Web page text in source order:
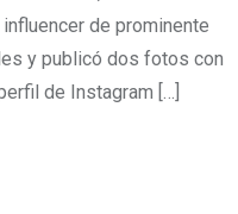
de prominente
y publicó dos fotos con
de Instagram […]